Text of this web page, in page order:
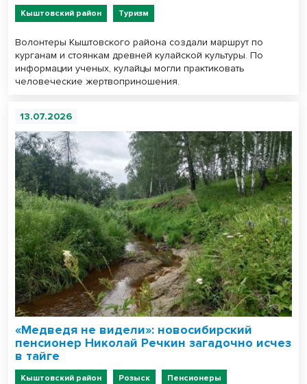
Кыштовский район Туризм
Волонтеры Кыштовского района создали маршрут по
курганам и стоянкам древней кулайской культуры. По
информации ученых, кулайцы могли практиковать
человеческие жертвоприношения.
13.07.2026
«Медведя не видели»: новосибирский
пенсионер Николай Речкин загадочно исчез
в тайге
Кыштовский район Розыск Пенсионеры